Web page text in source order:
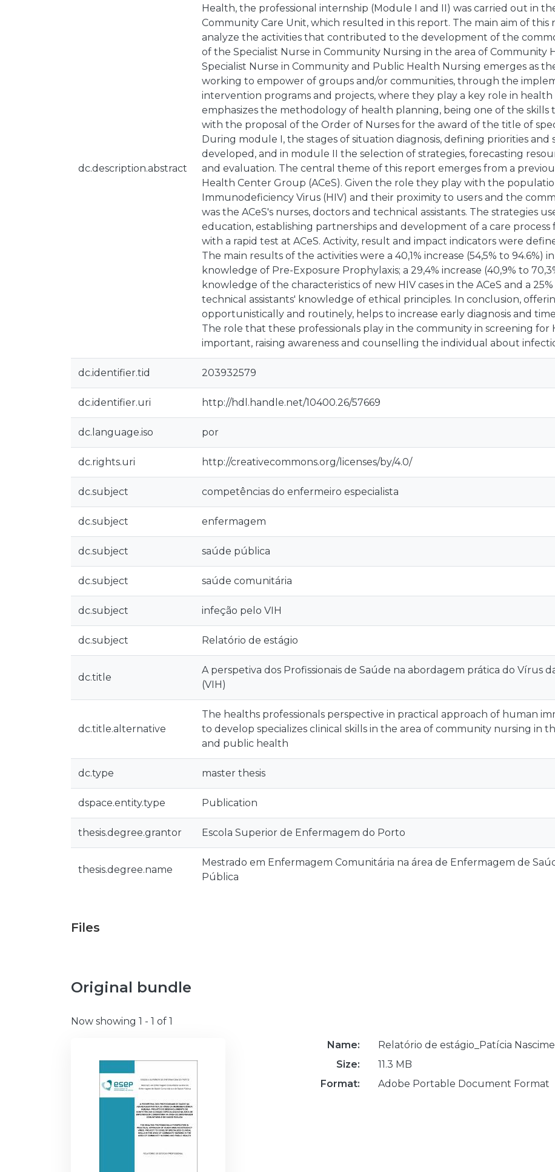
dc.description.abstract
Health, the professional internship (Module I and II) was carried out in
Community Care Unit, which resulted in this report. The main aim of this
analyze the activities that contributed to the development of the
of the Specialist Nurse in Community Nursing in the area of Community
Specialist Nurse in Community and Public Health Nursing emerges as
working to empower of groups and/or communities, through the
intervention programs and projects, where they play a key role in
emphasizes the methodology of health planning, being one of the skills
with the proposal of the Order of Nurses for the award of the title of
During module I, the stages of situation diagnosis, defining priorities and
developed, and in module II the selection of strategies, forecasting
and evaluation. The central theme of this report emerges from a
Health Center Group (ACeS). Given the role they play with the
Immunodeficiency Virus (HIV) and their proximity to users and the
was the ACeS's nurses, doctors and technical assistants. The strategies
education, establishing partnerships and development of a care process
with a rapid test at ACeS. Activity, result and impact indicators were
The main results of the activities were a 40,1% increase (54,5% to 94.6%)
knowledge of Pre-Exposure Prophylaxis; a 29,4% increase (40,9% to
knowledge of the characteristics of new HIV cases in the ACeS and a 25%
technical assistants' knowledge of ethical principles. In conclusion,
opportunistically and routinely, helps to increase early diagnosis and
The role that these professionals play in the community in screening for
important, raising awareness and counselling the individual about
dc.identifier.tid 203932579
dc.identifier.uri http://hdl.handle.net/10400.26/57669
dc.language.iso por
dc.rights.uri http://creativecommons.org/licenses/by/4.0/
dc.subject competências do enfermeiro especialista
dc.subject enfermagem
dc.subject saúde pública
dc.subject saúde comunitária
dc.subject infeção pelo VIH
dc.subject Relatório de estágio
dc.title
A perspetiva dos Profissionais de Saúde na abordagem prática do Vírus
(VIH)
dc.title.alternative
The healths professionals perspective in practical approach of human
to develop specializes clinical skills in the area of community nursing in
and public health
dc.type master thesis
dspace.entity.type Publication
thesis.degree.grantor Escola Superior de Enfermagem do Porto
thesis.degree.name
Mestrado em Enfermagem Comunitária na área de Enfermagem de
Pública
Files
Original bundle
Now showing 1 - 1 of 1
Name:
Relatório de estágio_Patícia
Size:
11.3 MB
Format:
Adobe Portable Document Format